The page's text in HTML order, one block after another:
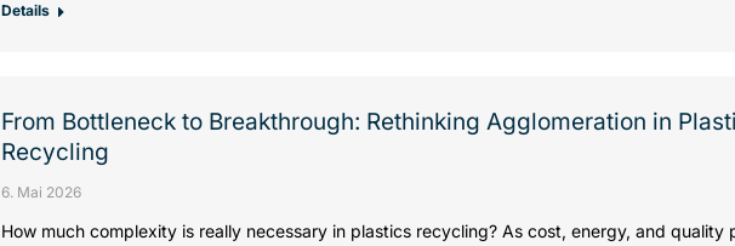
Details
From Bottleneck to Breakthrough: Rethinking Agglomeration in
Recycling
6. Mai 2026
How much complexity is really necessary in plastics recycling? As cost, energy, and quality